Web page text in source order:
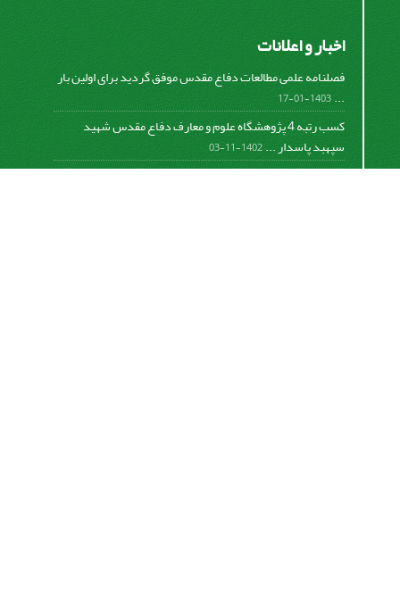
اخبار و اعلانات
فصلنامه علمی مطالعات دفاع مقدس موفق گردید برای اولین بار
...
1403-01-17
کسب رتبه 4 پژوهشگاه علوم و معارف دفاع مقدس شهید
سپهبد پاسدار ...1402-11-03
کسب افتخار فصلنامه علمی مطالعات دفاع مقدس در دومین